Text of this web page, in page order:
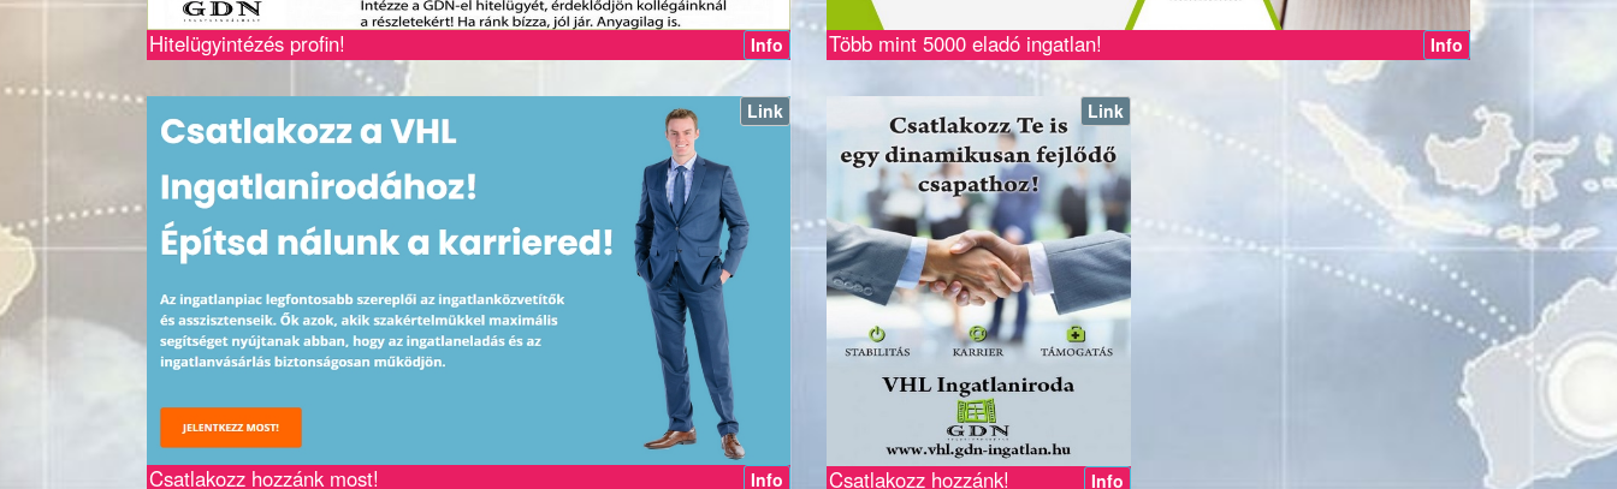
Info
Hitelügyintézés profin!
Link
Info
Csatlakozz hozzánk most!
Info
Több mint 5000 eladó ingatlan!
Link
Info
Csatlakozz hozzánk!